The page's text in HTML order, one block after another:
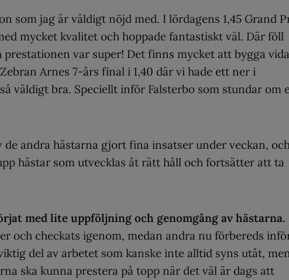
som jag är väldigt nöjd med. I lördagens 1,45 Grand
mycket kvalitet och hoppade fantastiskt väl. Där föll
var super! Det finns mycket att bygga
Arnes 7-års final i 1,40 där vi hade ett ner i
väldigt bra. Speciellt inför Falsterbo som stundar om
andra hästarna gjort fina insatser under veckan,
hästar som utvecklas åt rätt håll och fortsätter att ta
med lite uppföljning och genomgång av hästarna.
och checkats igenom, medan andra nu förbereds
del av arbetet som kanske inte alltid syns utåt,
ska kunna prestera på topp när det väl är dags att